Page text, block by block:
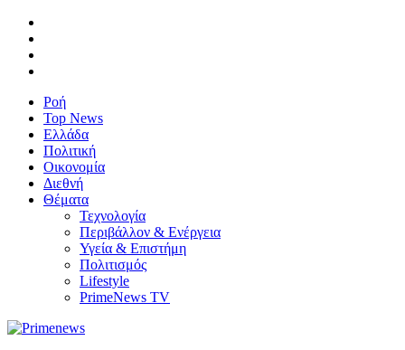
Ροή
Top News
Ελλάδα
Πολιτική
Οικονομία
Διεθνή
Θέματα
Τεχνολογία
Περιβάλλον & Ενέργεια
Υγεία & Επιστήμη
Πολιτισμός
Lifestyle
PrimeNews TV